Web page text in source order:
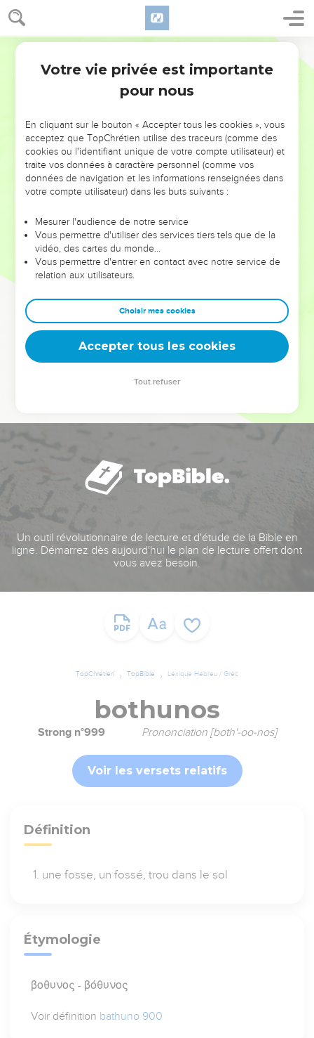
NE MANQUEZ PAS L’ÉVÉNEMENT
DE L’ANNÉE !
ET SI LEURS ERREURS POUVAIENT VOUS ÉVITER LES
VOTRES ?
leur foi ou leur vision. Mais on voit moins les doutes, les erreurs
et les saisons difficiles qu'ils ont traversés, alors même que ce
sont elles qui les ont façonnés.
Dans cette conférence, leaders, entrepreneurs, et responsables
clés pour avancer avec plus de sagesse afin que leurs erreurs
deviennent vos tremplins. Que vous guidiez un ministère, une
équipe, un groupe ou une famille, leur expérience est faite
Un outil révolutionnaire de lecture et d'étude de la Bible en
ligne. Démarrez dès aujourd'hui le plan de lecture offert dont
vous avez besoin.
TopChrétien TopBible Lexique Hébreu / Grec
bothunos
Strong n°999 Prononciation [both'-oo-nos]
Voir les versets relatifs
Définition
une fosse, un fossé, trou dans le sol
Étymologie
βοθυνος - βόθυνος
Voir définition bathuno 900
Votre vie privée est importante
pour nous
En cliquant sur le bouton « Accepter tous les cookies », vous
acceptez que TopChrétien utilise des traceurs (comme des
cookies ou l'identifiant unique de votre compte utilisateur) et
traite vos données à caractère personnel (comme vos
données de navigation et les informations renseignées dans
votre compte utilisateur) dans les buts suivants :
Mesurer l'audience de notre service
Vous permettre d'utiliser des services tiers tels que de la
vidéo, des cartes du monde…
Vous permettre d'entrer en contact avec notre service de
relation aux utilisateurs.
Choisir mes cookies
Accepter tous les cookies
Tout refuser